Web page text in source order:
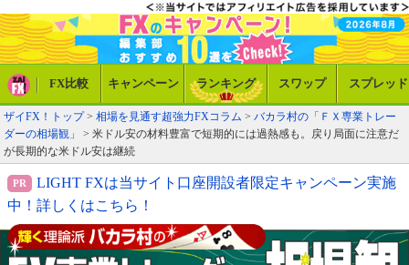
FX比較 キャンペーン ランキング スワップ スプレッド
ザイFX！トップ> 相場を見通す超強力FXコラム > バカラ村の「ＦＸ専業トレー
ダーの相場観」
> 米ドル安の材料豊富で短期的には過熱感も。戻り局面に注意だ
が長期的な米ドル安は継続
LIGHT FXは当サイト口座開設者限定キャンペーン実施
中！詳しくはこちら！